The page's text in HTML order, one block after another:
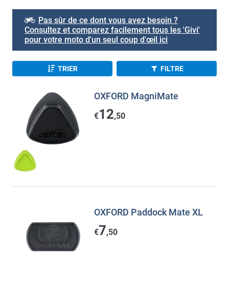
Pas sûr de ce dont vous avez besoin ?
Consultez et comparez facilement tous les 'Givi'
pour votre moto d'un seul coup d'œil ici
TRIER FILTRE
OXFORD MagniMate
€12,50
OXFORD Paddock Mate XL
€7,50